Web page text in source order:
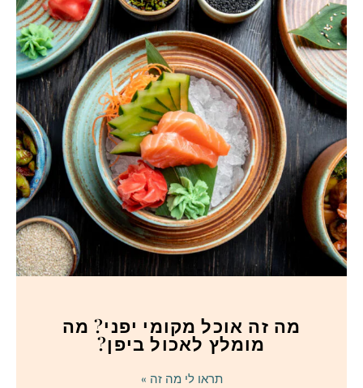
מה זה אוכל מקומי יפני? מה
מומלץ לאכול ביפן?
תראו לי מה זה »